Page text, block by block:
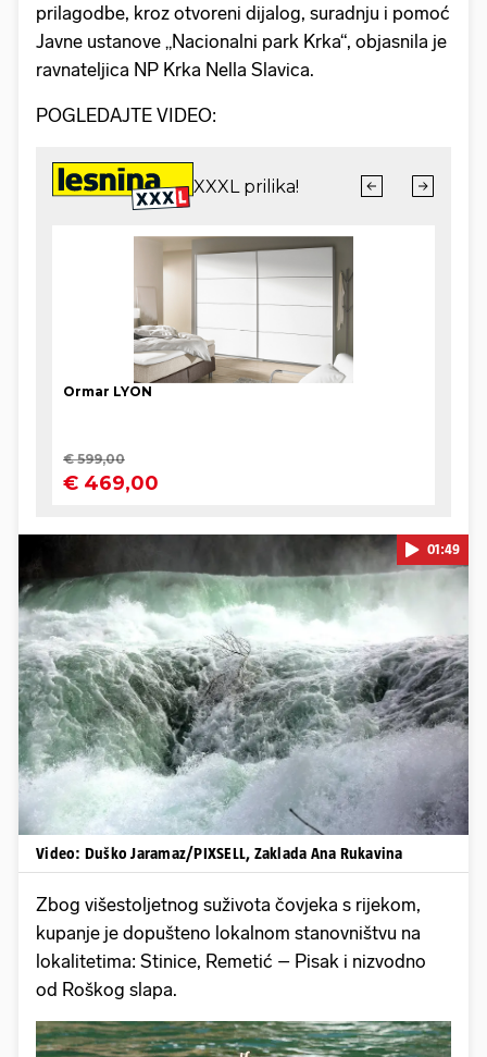
prilagodbe, kroz otvoreni dijalog, suradnju i pomoć
Javne ustanove „Nacionalni park Krka“, objasnila je
ravnateljica NP Krka Nella Slavica.
POGLEDAJTE VIDEO:
Pokretanje videa...
01:49
Video: Duško Jaramaz/PIXSELL, Zaklada Ana Rukavina
Zbog višestoljetnog suživota čovjeka s rijekom,
kupanje je dopušteno lokalnom stanovništvu na
lokalitetima: Stinice, Remetić – Pisak i nizvodno
od Roškog slapa.